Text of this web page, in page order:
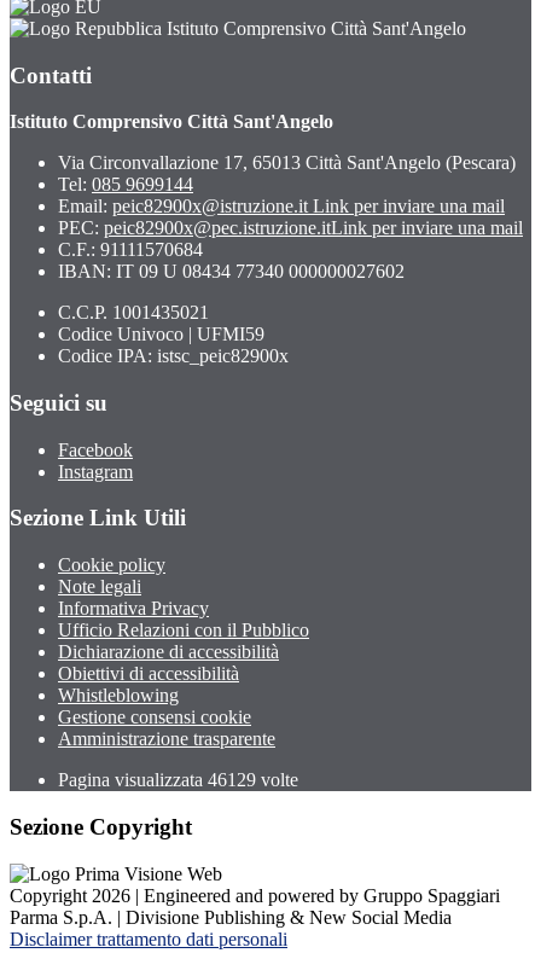
Istituto Comprensivo Città Sant'Angelo
Contatti
Istituto Comprensivo Città Sant'Angelo
Via Circonvallazione 17, 65013 Città Sant'Angelo (Pescara)
Tel: 085 9699144
Email: peic82900x@istruzione.it Link per inviare una mail
PEC: peic82900x@pec.istruzione.itLink per inviare una mail
C.F.: 91111570684
IBAN: IT 09 U 08434 77340 000000027602
C.C.P. 1001435021
Codice Univoco | UFMI59
Codice IPA: istsc_peic82900x
Seguici su
Facebook
Instagram
Sezione Link Utili
Cookie policy
Note legali
Informativa Privacy
Ufficio Relazioni con il Pubblico
Dichiarazione di accessibilità
Obiettivi di accessibilità
Whistleblowing
Gestione consensi cookie
Amministrazione trasparente
Pagina visualizzata 46129 volte
Sezione Copyright
Copyright 2026 | Engineered and powered by Gruppo Spaggiari
Parma S.p.A. | Divisione Publishing & New Social Media
Disclaimer trattamento dati personali